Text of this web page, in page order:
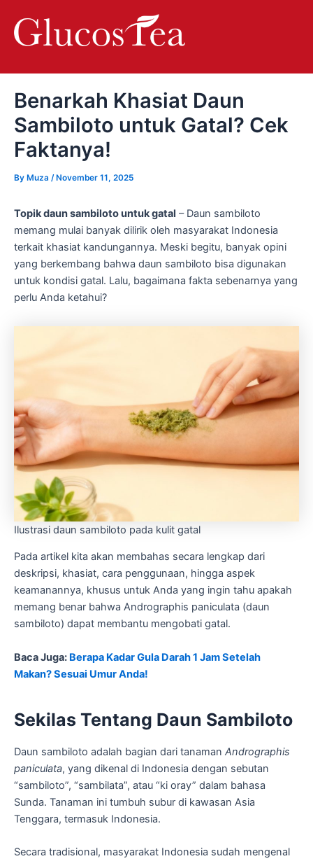
content
Benarkah Khasiat Daun
Sambiloto untuk Gatal? Cek
Faktanya!
By Muza / November 11, 2025
Topik daun sambiloto untuk gatal – Daun sambiloto
memang mulai banyak dilirik oleh masyarakat Indonesia
terkait khasiat kandungannya. Meski begitu, banyak opini
yang berkembang bahwa daun sambiloto bisa digunakan
untuk kondisi gatal. Lalu, bagaimana fakta sebenarnya yang
perlu Anda ketahui?
Ilustrasi daun sambiloto pada kulit gatal
Pada artikel kita akan membahas secara lengkap dari
deskripsi, khasiat, cara penggunaan, hingga aspek
keamanannya, khusus untuk Anda yang ingin tahu apakah
memang benar bahwa Andrographis paniculata (daun
sambiloto) dapat membantu mengobati gatal.
Baca Juga: Berapa Kadar Gula Darah 1 Jam Setelah
Makan? Sesuai Umur Anda!
Sekilas Tentang Daun Sambiloto
Daun sambiloto adalah bagian dari tanaman Andrographis
paniculata, yang dikenal di Indonesia dengan sebutan
“sambiloto”, “sambilata”, atau “ki oray” dalam bahasa
Sunda. Tanaman ini tumbuh subur di kawasan Asia
Tenggara, termasuk Indonesia.
Secara tradisional, masyarakat Indonesia sudah mengenal
navigation